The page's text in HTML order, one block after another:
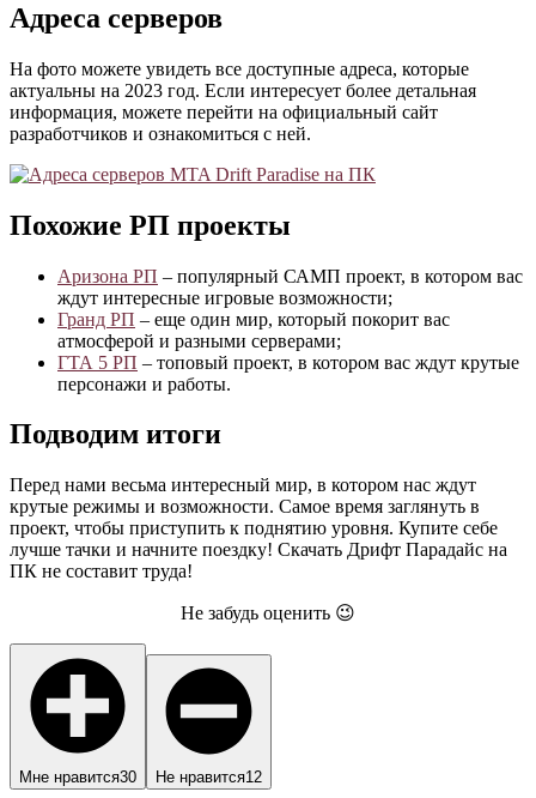
Адреса серверов
На фото можете увидеть все доступные адреса, которые
актуальны на 2023 год. Если интересует более детальная
информация, можете перейти на официальный сайт
разработчиков и ознакомиться с ней.
Похожие РП проекты
Аризона РП – популярный САМП проект, в котором вас
ждут интересные игровые возможности;
Гранд РП – еще один мир, который покорит вас
атмосферой и разными серверами;
ГТА 5 РП – топовый проект, в котором вас ждут крутые
персонажи и работы.
Подводим итоги
Перед нами весьма интересный мир, в котором нас ждут
крутые режимы и возможности. Самое время заглянуть в
проект, чтобы приступить к поднятию уровня. Купите себе
лучше тачки и начните поездку! Скачать Дрифт Парадайс на
ПК не составит труда!
Не забудь оценить 😉
Мне нравится30 Не нравится12